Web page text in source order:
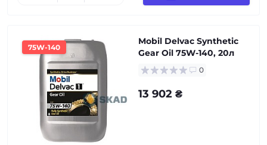
75W-140
Mobil Delvac Synthetic
Gear Oil 75W-140, 20л
0
13 902 ₴